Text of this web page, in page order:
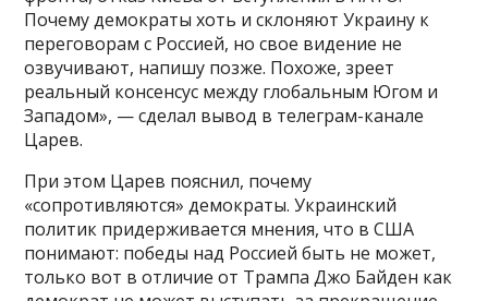
Почему демократы хоть и склоняют Украину к
переговорам с Россией, но свое видение не
озвучивают, напишу позже. Похоже, зреет
реальный консенсус между глобальным Югом и
Западом», — сделал вывод в телеграм-канале
Царев.
При этом Царев пояснил, почему
«сопротивляются» демократы. Украинский
политик придерживается мнения, что в США
понимают: победы над Россией быть не может,
только вот в отличие от Трампа Джо Байден как